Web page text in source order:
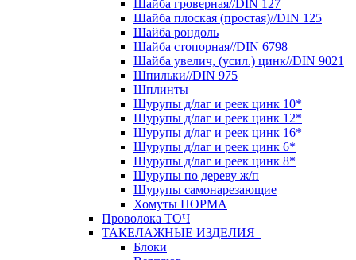
Шайба гроверная//DIN 127
Шайба плоская (простая)//DIN 125
Шайба рондоль
Шайба стопорная//DIN 6798
Шайба увелич, (усил.) цинк//DIN 9021
Шпильки//DIN 975
Шплинты
Шурупы д/лаг и реек цинк 10*
Шурупы д/лаг и реек цинк 12*
Шурупы д/лаг и реек цинк 16*
Шурупы д/лаг и реек цинк 6*
Шурупы д/лаг и реек цинк 8*
Шурупы по дереву ж/п
Шурупы самонарезающие
Хомуты НОРМА
Проволока ТОЧ
ТАКЕЛАЖНЫЕ ИЗДЕЛИЯ
Блоки